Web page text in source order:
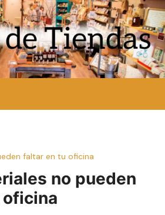
faltar en tu oficina
no pueden